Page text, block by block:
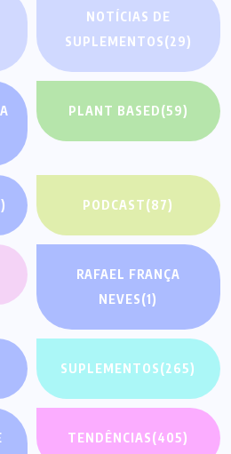
NOTÍCIAS DE
SUPLEMENTOS(29)
PLANT BASED(59)
PODCAST(87)
RAFAEL FRANÇA
NEVES(1)
SUPLEMENTOS(265)
TENDÊNCIAS(405)